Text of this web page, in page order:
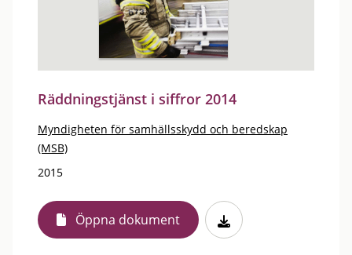
Räddningstjänst i siffror 2014
Myndigheten för samhällsskydd och beredskap
(MSB)
2015
Öppna dokument